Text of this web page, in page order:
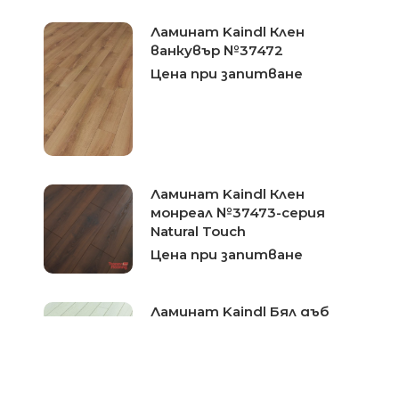
Ламинат Kaindl Клен
ванкувър №37472
Цена при запитване
Ламинат Kaindl Клен
монреал №37473-серия
Natural Touch
Цена при запитване
Ламинат Kaindl Бял дъб